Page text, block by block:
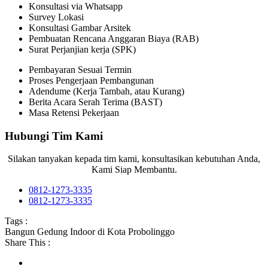
Konsultasi via Whatsapp
Survey Lokasi
Konsultasi Gambar Arsitek
Pembuatan Rencana Anggaran Biaya (RAB)
Surat Perjanjian kerja (SPK)
Pembayaran Sesuai Termin
Proses Pengerjaan Pembangunan
Adendume (Kerja Tambah, atau Kurang)
Berita Acara Serah Terima (BAST)
Masa Retensi Pekerjaan
Hubungi Tim Kami
Silakan tanyakan kepada tim kami, konsultasikan kebutuhan Anda,
Kami Siap Membantu.
0812-1273-3335
0812-1273-3335
Tags :
Bangun Gedung Indoor di Kota Probolinggo
Share This :